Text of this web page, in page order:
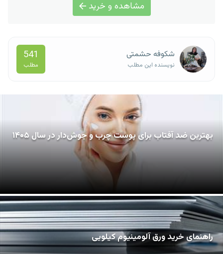
مشاهده و خرید
شکوفه حشمتی
نویسنده این مطلب
541
مطلب
بهترین ضد آفتاب برای پوست چرب و جوش‌دار در سال ۱۴۰۵
راهنمای خرید ورق آلومینیوم کیلویی